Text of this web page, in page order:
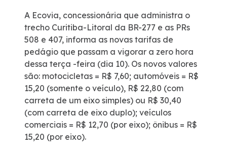
A Ecovia, concessionária que administra o
trecho Curitiba-Litoral da BR-277 e as PRs
508 e 407, informa as novas tarifas de
pedágio que passam a vigorar a zero hora
dessa terça -feira (dia 10). Os novos valores
são: motocicletas = R$ 7,60; automóveis = R$
15,20 (somente o veículo), R$ 22,80 (com
carreta de um eixo simples) ou R$ 30,40
(com carreta de eixo duplo); veículos
comerciais = R$ 12,70 (por eixo); ônibus = R$
15,20 (por eixo).